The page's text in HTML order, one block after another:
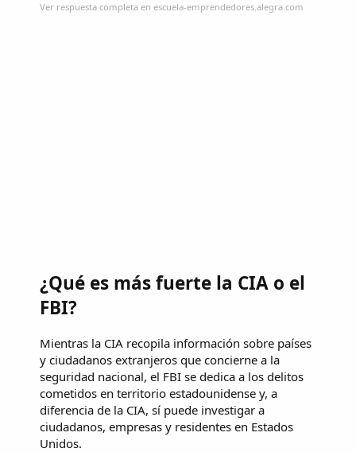
Ver respuesta completa en escuela-emprendedores.alegra.com
¿Qué es más fuerte la CIA o el
FBI?
Mientras la CIA recopila información sobre países
y ciudadanos extranjeros que concierne a la
seguridad nacional, el FBI se dedica a los delitos
cometidos en territorio estadounidense y, a
diferencia de la CIA, sí puede investigar a
ciudadanos, empresas y residentes en Estados
Unidos.